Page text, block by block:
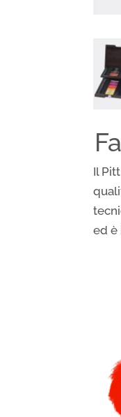
Il
ed è